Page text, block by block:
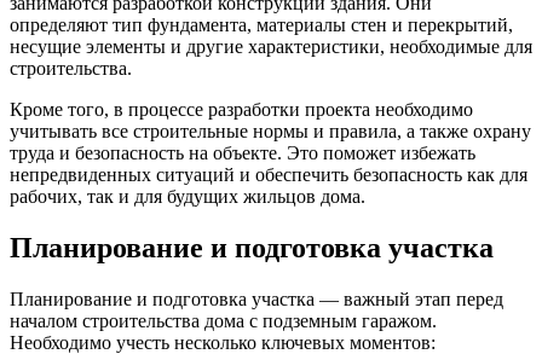
определяют тип фундамента, материалы стен и перекрытий,
несущие элементы и другие характеристики, необходимые для
строительства.
Кроме того, в процессе разработки проекта необходимо
учитывать все строительные нормы и правила, а также охрану
труда и безопасность на объекте. Это поможет избежать
непредвиденных ситуаций и обеспечить безопасность как для
рабочих, так и для будущих жильцов дома.
Планирование и подготовка участка
Планирование и подготовка участка — важный этап перед
началом строительства дома с подземным гаражом.
Необходимо учесть несколько ключевых моментов: